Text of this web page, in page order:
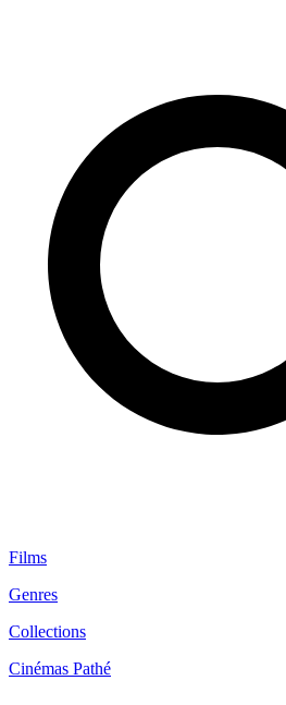
Films
Genres
Collections
Cinémas Pathé